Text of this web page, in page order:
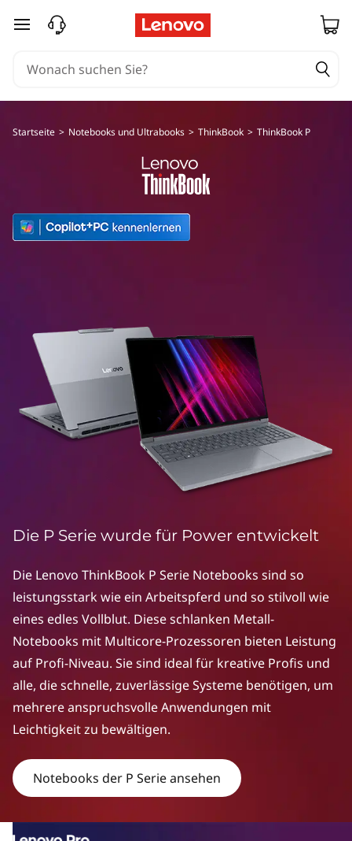
T
o
a
p
o
p
zum Hauptinhalt springen
Startseite > Notebooks und Ultrabooks > ThinkBook > ThinkBook P
Die P Serie wurde für Power entwickelt
Die Lenovo ThinkBook P Serie Notebooks sind so
leistungsstark wie ein Arbeitspferd und so stilvoll wie
eines edles Vollblut. Diese schlanken Metall-
Notebooks mit Multicore-Prozessoren bieten Leistung
auf Profi-Niveau. Sie sind ideal für kreative Profis und
alle, die schnelle, zuverlässige Systeme benötigen, um
mehrere anspruchsvolle Anwendungen mit
Leichtigkeit zu bewältigen.
Notebooks der P Serie ansehen